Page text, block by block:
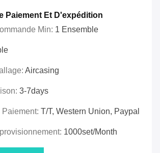
Paiement Et D'expédition
Min: 1 Ensemble
Aircasing
3-7days
T/T, Western Union, Paypal
1000set/Month